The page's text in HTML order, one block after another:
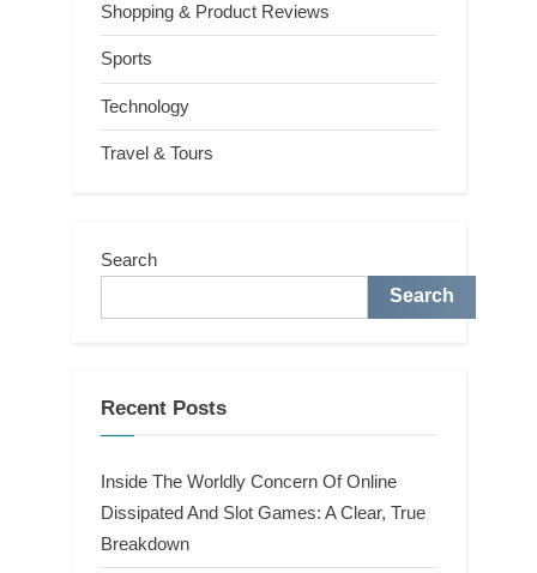
Shopping & Product Reviews
Sports
Technology
Travel & Tours
Search
Search
Recent Posts
Inside The Worldly Concern Of Online
Dissipated And Slot Games: A Clear, True
Breakdown